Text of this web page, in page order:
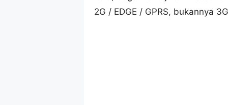
2G / EDGE / GPRS, bukannya